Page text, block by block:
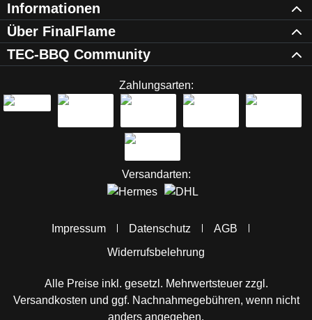
Informationen
Über FinalFlame
TEC-BBQ Community
Zahlungsarten:
Versandarten:
Impressum Datenschutz
AGB
Widerrufsbelehrung
Alle Preise inkl. gesetzl. Mehrwertsteuer zzgl.
Versandkosten und ggf. Nachnahmegebühren, wenn nicht
anders angegeben.